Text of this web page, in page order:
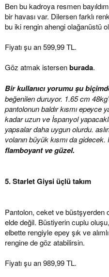
Ben bu kadroya resmen
bir havası var. Dilersen farklı
bu iki rengin ahengi olağanüstü
Fiyatı şu an 599,99 TL.
Göz atmak istersenburada.
Bir kullanıcı yorumu şu
beğenilen duruyor. 1.65 cm
pantolonun baldır kısmı epeyce
kadar uzun ve İspanyol
yapsalar daha uygun olurdu.
volanın büyük kısmı da gidecek.
flamboyant ve güzel.
5. Starlet Giysi üçlü takım
Pantolon, ceket ve büstşyerden
elde değil. Büstiyerin cuplu
elbette rengiyle epey şık ve
rengine de göz atabilirsin.
Fiyatı şu an 989,99 TL.